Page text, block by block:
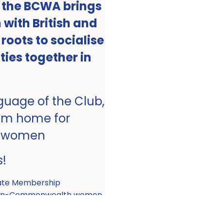
BCWA brings
British and
to socialise
together in
of the Club,
home for
Membership
Commonwealth women.